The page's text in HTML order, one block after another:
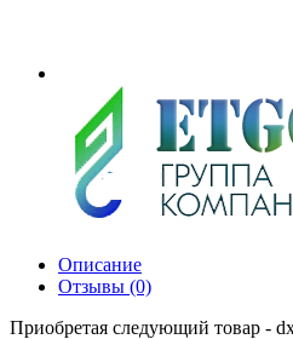
Описание
Отзывы (0)
Приобретая следующий товар -